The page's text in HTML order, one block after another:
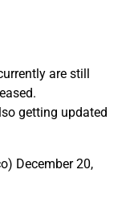
are still
getting updated
December 20,